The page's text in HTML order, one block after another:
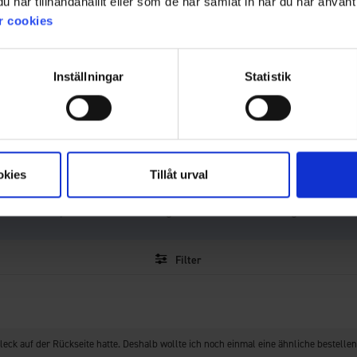
cookies
Inställningar Statistik
Tillåt urval
Bewertung:
von
Sternen
Basierend auf 47 Bewertungen
und bequem mit guter Passform, insbesondere als zusätzliche
dass die Größe als etwas großzügig empfunden werden kann
Insgesamt fallen die Bewertungen jedoch durchweg positiv
Filter
auf der Rückseite hatte. Deshalb wollte ich noch einmal eine ähnliche